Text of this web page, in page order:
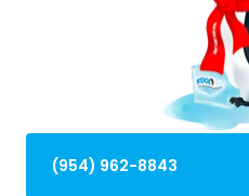
(954) 962-8843